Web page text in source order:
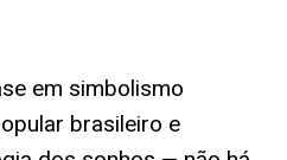
em simbolismo
brasileiro e